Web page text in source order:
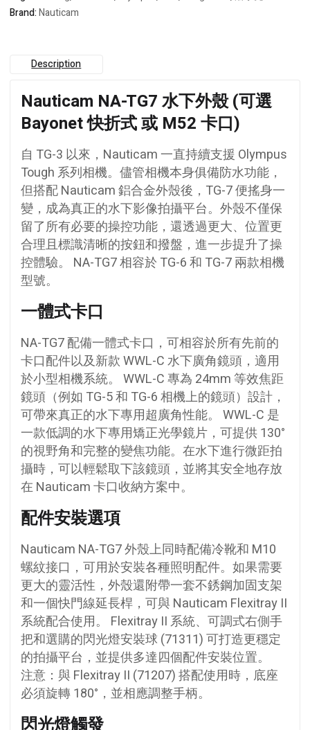
quantity
Brand:Nauticam
Description
Nauticam NA-TG7 水下外殼 (可選
Bayonet 快折式 或 M52 卡口)
自 TG-3 以來，Nauticam 一直持續支援 Olympus
Tough 系​​列相機。儘管相機本身俱備防水功能，
但搭配 Nauticam 鋁合金外殼後，TG-7 便搖身一
變，成為真正的水下影像拍攝平台。外殼不僅保
留了所有必要的操控功能，還透過更大、位置更
合理且標識清晰的按鈕和撥盤，進一步提升了操
控體驗。 NA-TG7 相容於 TG-6 和 TG-7 兩款相機
型號。
一體式卡口
NA-TG7 配備一體式卡口，可相容於所有先前的
卡口配件以及新款 WWL-C 水下廣角鏡頭，適用
於小型相機系統。 WWL-C 專為 24mm 等效焦距
鏡頭（例如 TG-5 和 TG-6 相機上的鏡頭）設計，
可帶來真正的水下專用超廣角性能。 WWL-C 是
一款低調的水下專用矯正光學鏡片，可提供 130°
的視野角和完整的變焦功能。在水下進行微距拍
攝時，可以輕鬆取下該鏡頭，並將其安全地存放
在 Nauticam 卡口收納方案中。
配件安裝選項
Nauticam NA-TG7 外殼上同時配備冷靴和 M10
螺紋接口，可用於安裝各種照明配件。如果需要
更大的靈活性，外殼還附帶一套不銹鋼加固支架
和一個快門線延長桿，可與 Nauticam Flexitray II
系統配合使用。 Flexitray II 系統、可調式右側手
把和選購的閃光燈安裝球 (71311) 可打造更穩定
的拍攝平台，並提供多達四個配件安裝位置。
注意：與 Flexitray II (71207) 搭配使用時，底座
必須旋轉 180°，並相應調整手柄。
閃光燈觸發